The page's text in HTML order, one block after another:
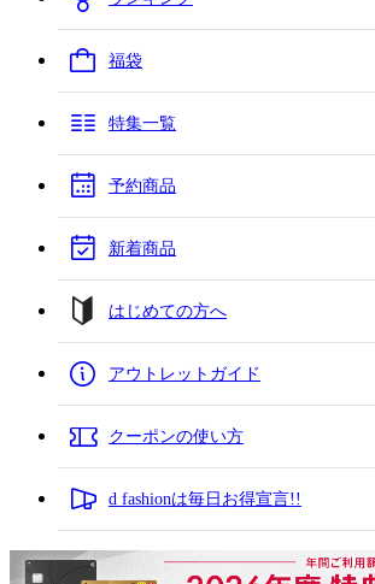
福袋
特集一覧
予約商品
新着商品
はじめての方へ
アウトレットガイド
クーポンの使い方
d fashionは毎日お得宣言!!